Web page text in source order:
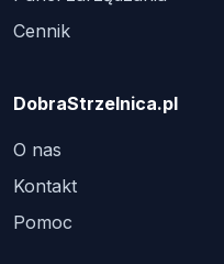
Cennik
DobraStrzelnica.pl
O nas
Kontakt
Pomoc